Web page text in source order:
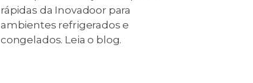
rápidas da Inovadoor para
ambientes refrigerados e
congelados. Leia o blog.